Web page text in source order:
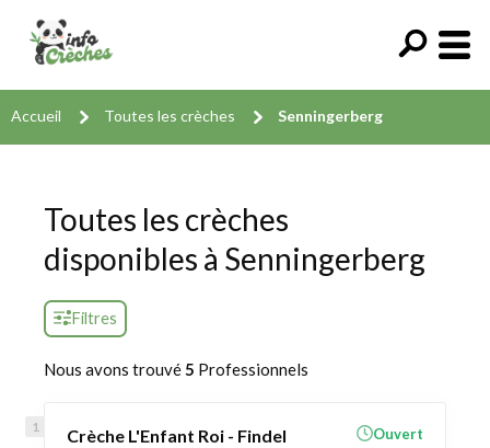
Accueil Toutes les crèches Senningerberg
Toutes les crèches
disponibles à Senningerberg
Filtres
Nous avons trouvé5 Professionnels
Crèche L'Enfant Roi - Findel Ouvert